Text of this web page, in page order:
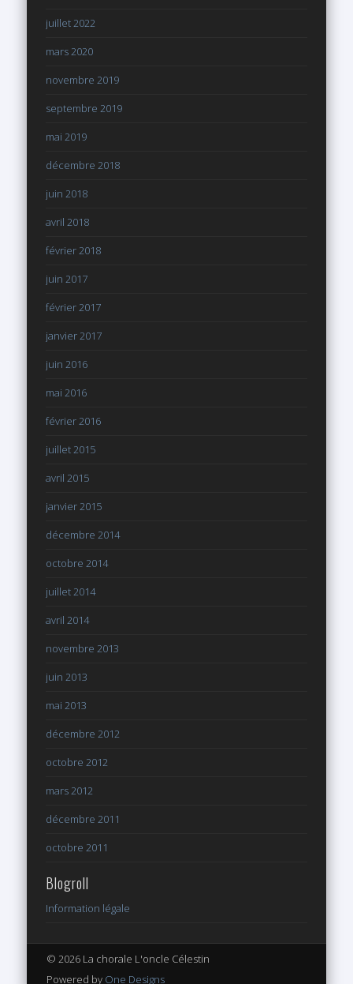
juillet 2022
mars 2020
novembre 2019
septembre 2019
mai 2019
décembre 2018
juin 2018
avril 2018
février 2018
juin 2017
février 2017
janvier 2017
juin 2016
mai 2016
février 2016
juillet 2015
avril 2015
janvier 2015
décembre 2014
octobre 2014
juillet 2014
avril 2014
novembre 2013
juin 2013
mai 2013
décembre 2012
octobre 2012
mars 2012
décembre 2011
octobre 2011
Blogroll
Information légale
© 2026 La chorale L'oncle Célestin
Powered by One Designs